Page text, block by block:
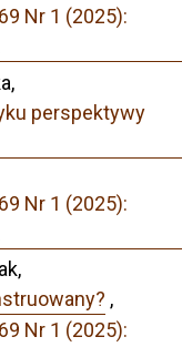
Nr 1 (2025):
perspektywy
Nr 1 (2025):
,
Nr 1 (2025):